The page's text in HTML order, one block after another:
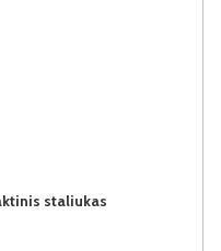
staliukas